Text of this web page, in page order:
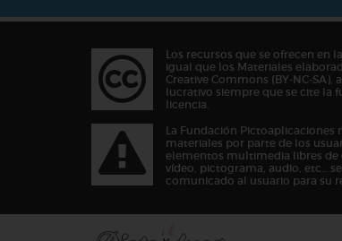
Los recursos que se ofrecen en
igual que los Materiales
Creative Commons (BY-NC-
lucrativo siempre que se cite la
licencia.
La Fundación Pictoaplicaciones
materiales por parte de los
elementos multimedia libres de
vídeo, pictograma, audio, etc…
comunicado al usuario para su